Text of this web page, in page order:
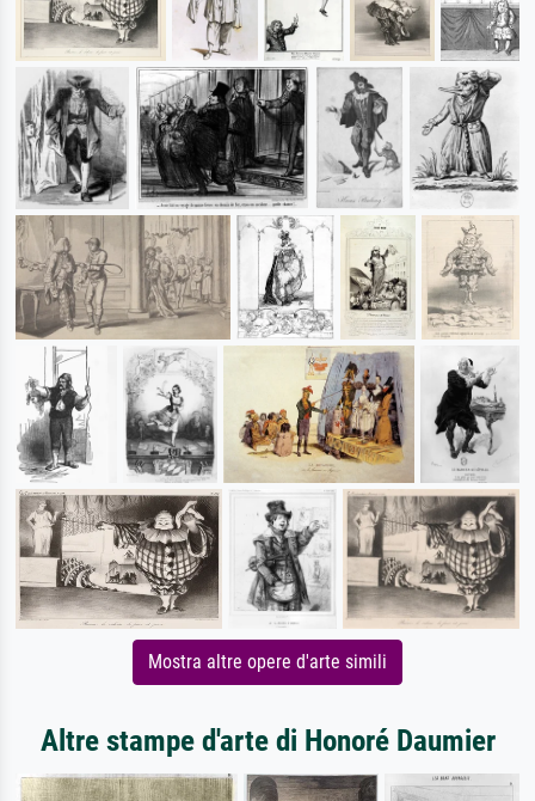
Mostra altre opere d'arte simili
Altre stampe d'arte di Honoré Daumier